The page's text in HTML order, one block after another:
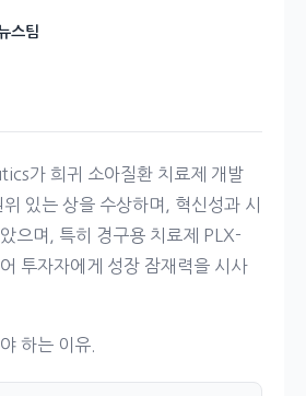
스팀
가 희귀 소아질환 치료제 개발
있는 상을 수상하며, 혁신성과 시
으며, 특히 경구용 치료제 PLX-
투자자에게 성장 잠재력을 시사
하는 이유.